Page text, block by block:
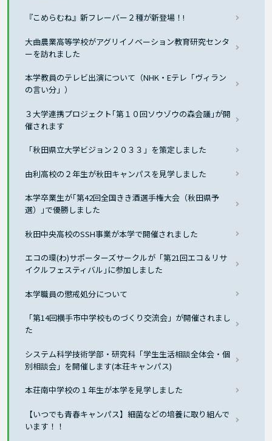
『こめらむね』新フレーバー２種が新登場！!
大曲農業高等学校がアグリイノベーション教育研究センタ
ーを訪れました
本学教員のテレビ出演について（NHK・Eテレ「ヴィラン
の言い分」）
３大学連携プロジェクト｢第１０回ソウゾウの森会議｣が開
催されます
「秋田県立大学ビジョン２０３３」を策定しました
由利高校の２年生が秋田キャンパスを見学しました
本学卒業生が｢第42回全国きき酒選手権大会（秋田県予
選）｣で優勝しました
秋田中央高校のSSH事業が本学で開催されました
エコの環(わ)サポーターズサークルが「第21回エコ＆リサ
イクルフェスティバル｣に参加しました
本学職員の懲戒処分について
「第14回横手市中学校ものづくり交流会」が開催されまし
た
システム科学技術学部・研究科「学生生活相談全体会・個
別相談会」を開催します(本荘キャンパス)
本荘南中学校の１年生が本学を見学しました
【いつでも青春キャンパス】細菌などの培養に取り組んで
います！！